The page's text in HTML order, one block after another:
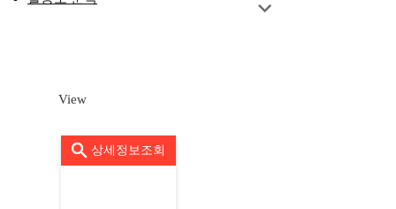
View
상세정보조회